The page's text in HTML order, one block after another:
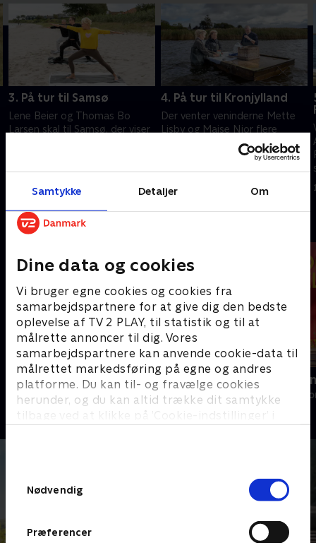
Samtykke Detaljer Om
Dine data og cookies
Vi bruger egne cookies og cookies fra
samarbejdspartnere for at give dig den bedste
oplevelse af TV 2 PLAY, til statistik og til at
målrette annoncer til dig. Vores
samarbejdspartnere kan anvende cookie-data til
målrettet markedsføring på egne og andres
platforme. Du kan til- og fravælge cookies
herunder, og du kan altid trække dit samtykke
tilbage ved at klikke på ’Cookie-indstillinger’ i
Nødvendig
Præferencer
3. På tur til Samsø
Lene Beier og Thomas Bo
Larsen skal til Samsø, der viser
stadig højt - og naturen utrolig
26. september 2024 • 29 min
4. På tur til Kronjylland
Der venter veninderne Mette
Lisby og Maise Njor flere
skønne oplevelser på turen til
Kronjylland. En tur med store
grin og prisgæt, der er helt ude
3. oktober 2024 • 30 min
Andre så også
Beliggenhed, beliggenhed,
beliggenhed
Livsstil • 18 sæsoner
Linde på
Livsstil • 5